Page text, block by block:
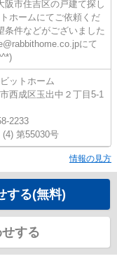
阪市住吉区の戸建て探し
ホームにてご依頼くだ
条件などがございました
にて
ットホーム
西成区玉出中２丁目5-1
2233
第55030号
情報の見方
する(無料)
する